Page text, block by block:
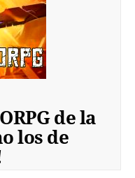
de la
los de